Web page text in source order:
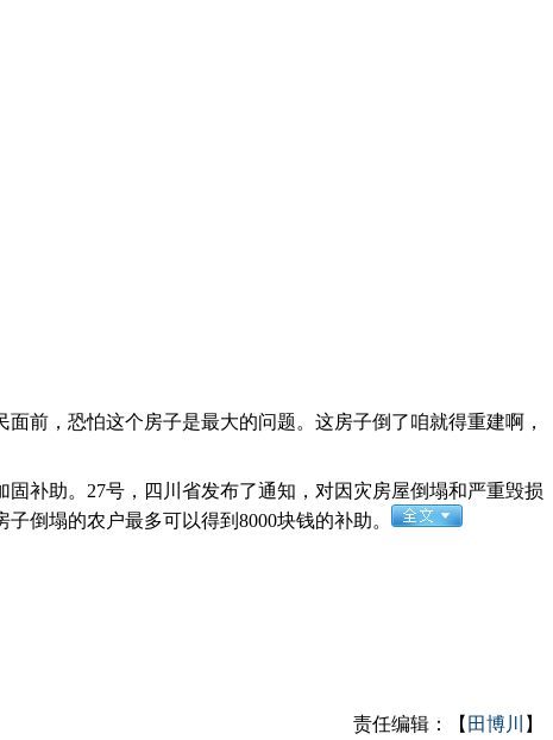
，恐怕这个房子是最大的问题。这房子倒了咱就得重建啊，
补助。27号，四川省发布了通知，对因灾房屋倒塌和严重毁损
倒塌的农户最多可以得到8000块钱的补助。
责任编辑：【 田博川 】